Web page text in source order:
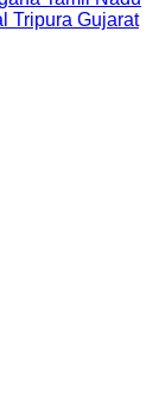
Tripura Gujarat